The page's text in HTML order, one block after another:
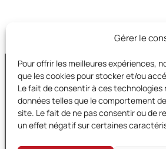
Gérer le
Pour offrir les meilleures expériences,
que les cookies pour stocker et/ou
Le fait de consentir à ces
données telles que le comportement
site. Le fait de ne pas consentir ou de
un effet négatif sur certaines